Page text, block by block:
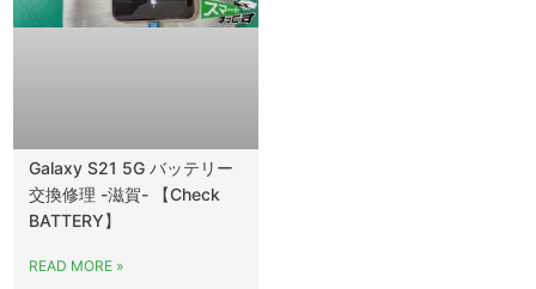
Galaxy S21 5G バッテリー
交換修理 -滋賀- 【Check
BATTERY】
READ MORE »